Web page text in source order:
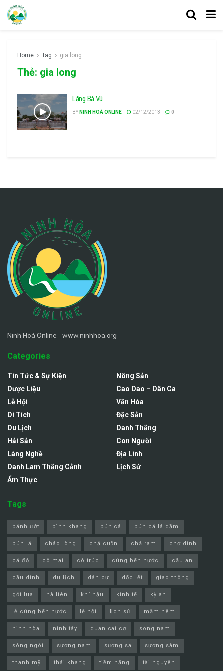
Home Tag gia long
Thẻ: gia long
Lăng Bà Vú
BY NINH HOÀ ONLINE 02/12/2013 0
Ninh Hoà Online - www.ninhhoa.org
Categories
Tin Tức & Sự Kiện
Dược Liệu
Lễ Hội
Di Tích
Du Lịch
Hải Sản
Làng Nghề
Danh Lam Thắng Cảnh
Ẩm Thực
Nông Sản
Cao Dao – Dân Ca
Văn Hóa
Đặc Sản
Danh Thắng
Con Người
Địa Linh
Lịch Sử
Tags
bánh ướt bình khang bún cá bún cá lá dầm
bún lá cháo lòng chả cuốn chả ram chợ dinh
cá đỏ cô mai cô trúc cúng bến nước cầu an
cầu dinh du lịch dân cư dốc lết giao thông
gỏi lua hà liên khí hậu kinh tế kỳ an
lễ cúng bến nước lễ hội lịch sử mắm nêm
ninh hòa ninh tây quan cai cơ song nam
sông ngòi sương nam sương sa sương sâm
thanh mỹ thái khang tiềm năng tài nguyên